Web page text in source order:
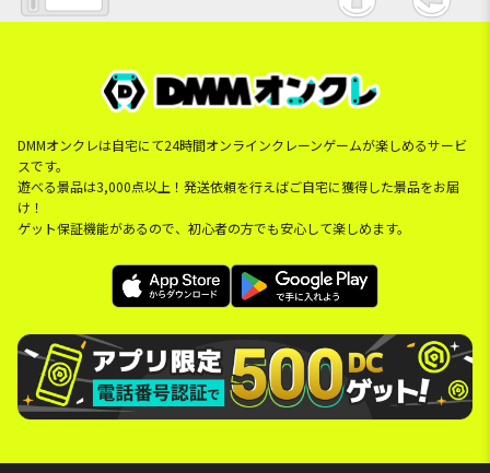
DMMオンクレは自宅にて24時間オンラインクレーンゲームが楽しめるサービ
スです。
遊べる景品は3,000点以上！発送依頼を行えばご自宅に獲得した景品をお届
け！
ゲット保証機能があるので、初心者の方でも安心して楽しめます。